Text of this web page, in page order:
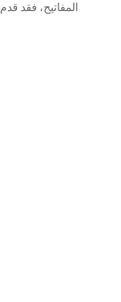
المفاتيح، فقد قدم FHS World 2025 واقعيا علنيا جدا. وفقا لمنظمة...